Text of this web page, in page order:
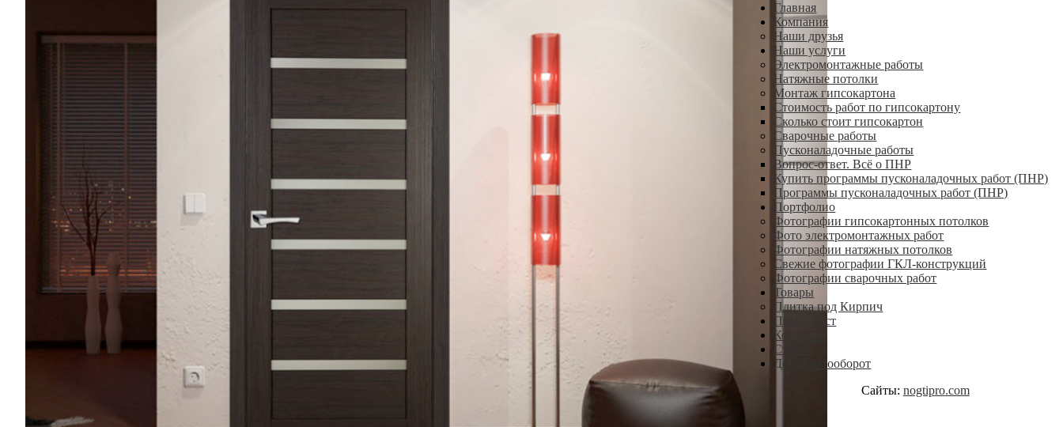
Главная
Компания
Наши друзья
Наши услуги
Электромонтажные работы
Натяжные потолки
Монтаж гипсокартона
Стоимость работ по гипсокартону
Сколько стоит гипсокартон
Сварочные работы
Пусконаладочные работы
Вопрос-ответ. Всё о ПНР
Купить программы пусконаладочных работ (ПНР)
Программы пусконаладочных работ (ПНР)
Портфолио
Фотографии гипсокартонных потолков
Фото электромонтажных работ
Фотографии натяжных потолков
Свежие фотографии ГКЛ-конструкций
Фотографии сварочных работ
Товары
Плитка под Кирпич
Прайс-лист
Контакты
Статьи
Документооборот
Сайты: nogtipro.com